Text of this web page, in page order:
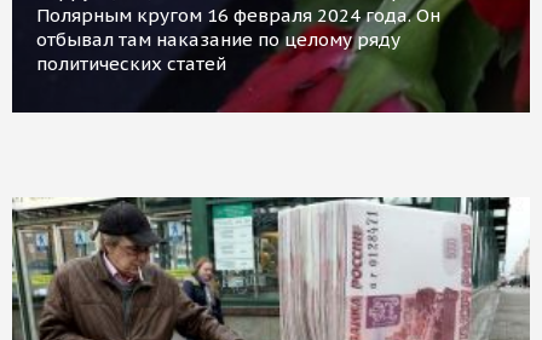
Полярным кругом 16 февраля 2024 года. Он
отбывал там наказание по целому ряду
политических статей